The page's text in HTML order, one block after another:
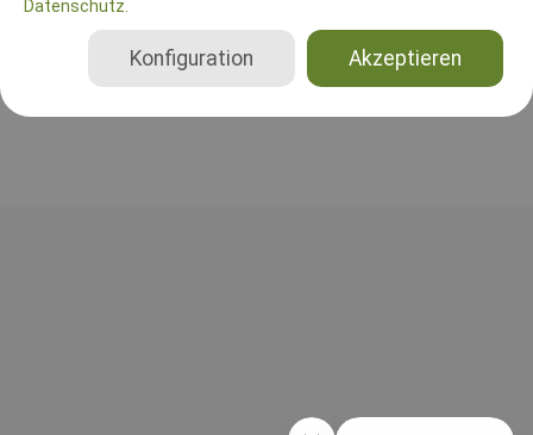
Datenschutz.
Akzeptieren
Konfiguration
Dänemark